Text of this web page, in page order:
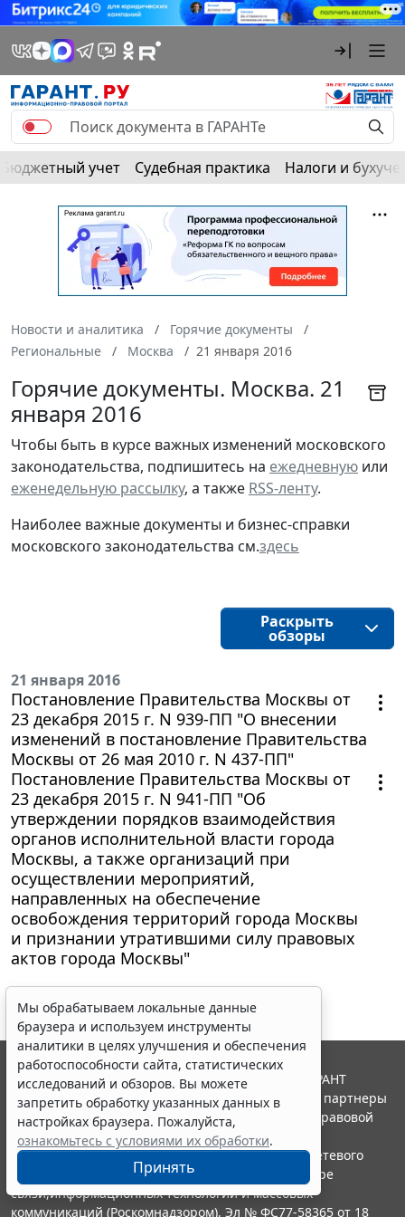
Бюджетный учет Судебная практика Налоги и
Новости и аналитика
Горячие документы
Региональные
Москва 21 января 2016
Горячие документы. Москва. 21
января 2016
Чтобы быть в курсе важных изменений московского
законодательства, подпишитесь на ежедневную или
еженедельную рассылку, а также RSS-ленту.
Наиболее важные документы и бизнес-справки
московского законодательства см.здесь
Раскрыть
обзоры
21 января 2016
Постановление Правительства Москвы от
23 декабря 2015 г. N 939-ПП "О внесении
изменений в постановление Правительства
Москвы от 26 мая 2010 г. N 437-ПП"
Постановление Правительства Москвы от
23 декабря 2015 г. N 941-ПП "Об
утверждении порядков взаимодействия
органов исполнительной власти города
Москвы, а также организаций при
осуществлении мероприятий,
направленных на обеспечение
освобождения территорий города Москвы
и признании утратившими силу правовых
актов города Москвы"
Мы обрабатываем локальные данные
браузера и используем инструменты
аналитики в целях улучшения и обеспечения
работоспособности сайта, статистических
исследований и обзоров. Вы можете
запретить обработку указанных данных в
настройках браузера. Пожалуйста,
ознакомьтесь с условиями их обработки.
Принять
© ООО "НПП "ГАРАНТ-СЕРВИС", 2026. Система ГАРАНТ
выпускается с 1990 года. Компания "Гарант" и ее партнеры
являются участниками Российской ассоциации правовой
информации ГАРАНТ.
Портал ГАРАНТ.РУ зарегистрирован в качестве сетевого
издания Федеральной службой по надзору в сфере
связи,информационных технологий и массовых
коммуникаций (Роскомнадзором), Эл № ФС77-58365 от 18